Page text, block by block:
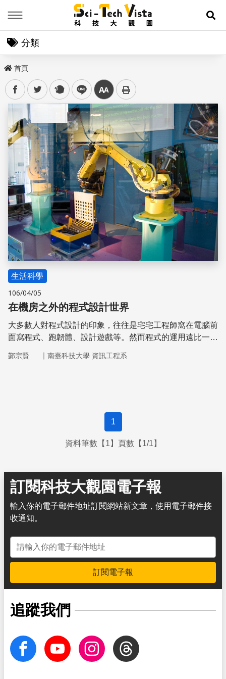
展
分類
首頁
facebooktwitter plurk line 中
儲存
生活科學
106/04/05
在機房之外的程式設計世界
大多數人對程式設計的印象，往往是宅宅工程師窩在電腦前
面寫程式、跑韌體、設計遊戲等。然而程式的運用遠比一般
智慧型手機，設計出自己使用的小程式。本篇以機械手臂為
鄞宗賢 ｜ 南臺科技大學 資訊工程系
1
資料筆數【1】頁數【1/1】
訂閱科技大觀園電子報
輸入你的電子郵件地址訂閱網站新文章，使用電子郵件接
收通知。
電子郵件地址
訂閱電子報
追蹤我們
facebook Youtube InstagramThreads